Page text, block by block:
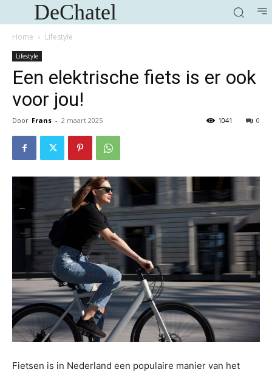
DeChatel
Home Lifestyle
Lifestyle
Een elektrische fiets is er ook
voor jou!
Door Frans - 2 maart 2025 0
1041
Fietsen is in Nederland een populaire manier van het